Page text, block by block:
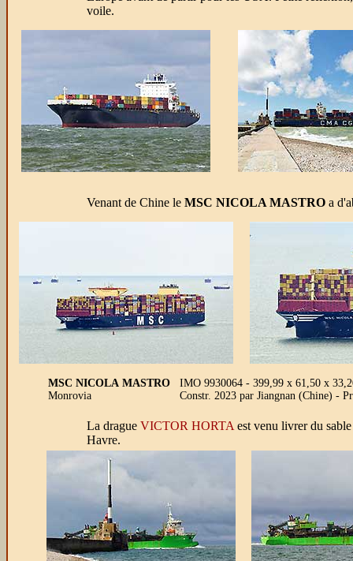
voile.
Venant de Chine le MSC NICOLA MASTRO a
MSC NICOLA MASTRO
Monrovia
IMO 9930064 - 399,99 x 61,50 x
Constr. 2023 par Jiangnan (Chine) -
La drague VICTOR HORTA est venu livrer du
Havre.